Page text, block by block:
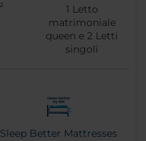
1 Letto
matrimoniale
queen e2 Letti
singoli
Sleep Better Mattresses